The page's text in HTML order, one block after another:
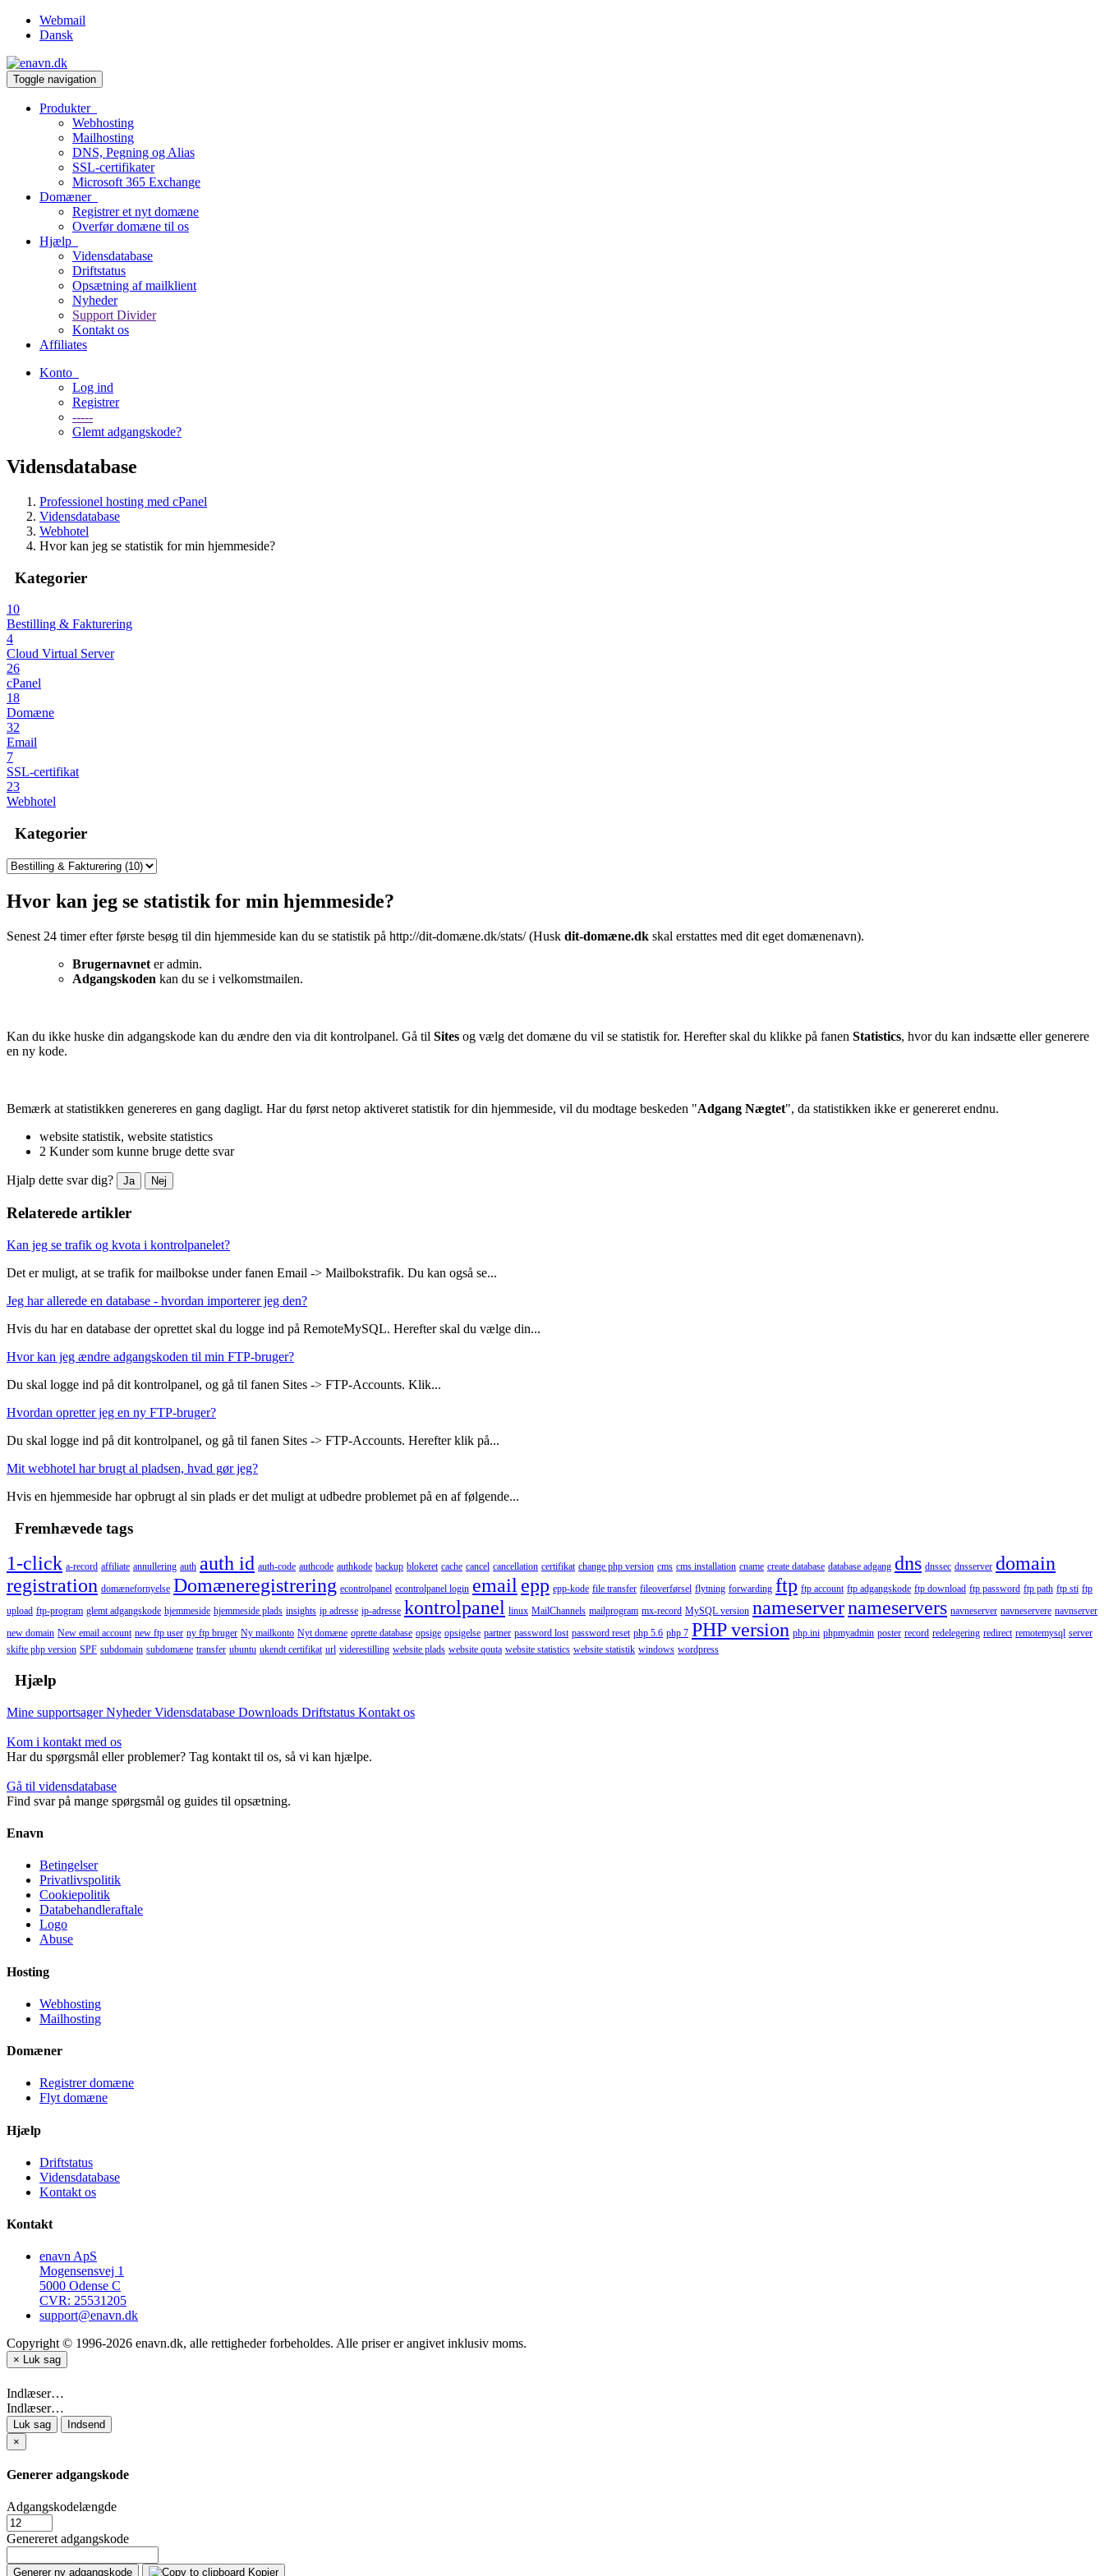
Webmail
Dansk
Toggle navigation
Produkter
Webhosting
Mailhosting
DNS, Pegning og Alias
SSL-certifikater
Microsoft 365 Exchange
Domæner
Registrer et nyt domæne
Overfør domæne til os
Hjælp
Vidensdatabase
Driftstatus
Opsætning af mailklient
Nyheder
Support Divider
Kontakt os
Affiliates
Konto
Log ind
Registrer
-----
Glemt adgangskode?
Vidensdatabase
Professionel hosting med cPanel
Vidensdatabase
Webhotel
Hvor kan jeg se statistik for min hjemmeside?
Kategorier
10
Bestilling & Fakturering
4
Cloud Virtual Server
26
cPanel
18
Domæne
32
Email
7
SSL-certifikat
23
Webhotel
Kategorier
Hvor kan jeg se statistik for min hjemmeside?
Senest 24 timer efter første besøg til din hjemmeside kan du se statistik på http://dit-domæne.dk/stats/ (Husk dit-domæne.dk skal erstattes med dit eget domænenavn).
Brugernavnet er admin.
Adgangskoden kan du se i velkomstmailen.
Kan du ikke huske din adgangskode kan du ændre den via dit kontrolpanel. Gå til Sites og vælg det domæne du vil se statistik for. Herefter skal du klikke på fanen Statistics, hvor du kan indsætte eller generere
en ny kode.
Bemærk at statistikken genereres en gang dagligt. Har du først netop aktiveret statistik for din hjemmeside, vil du modtage beskeden "Adgang Nægtet", da statistikken ikke er genereret endnu.
website statistik, website statistics
2 Kunder som kunne bruge dette svar
Hjalp dette svar dig? Ja Nej
Relaterede artikler
Kan jeg se trafik og kvota i kontrolpanelet?
Det er muligt, at se trafik for mailbokse under fanen Email -> Mailbokstrafik. Du kan også se...
Jeg har allerede en database - hvordan importerer jeg den?
Hvis du har en database der oprettet skal du logge ind på RemoteMySQL. Herefter skal du vælge din...
Hvor kan jeg ændre adgangskoden til min FTP-bruger?
Du skal logge ind på dit kontrolpanel, og gå til fanen Sites -> FTP-Accounts. Klik...
Hvordan opretter jeg en ny FTP-bruger?
Du skal logge ind på dit kontrolpanel, og gå til fanen Sites -> FTP-Accounts. Herefter klik på...
Mit webhotel har brugt al pladsen, hvad gør jeg?
Hvis en hjemmeside har opbrugt al sin plads er det muligt at udbedre problemet på en af følgende...
Fremhævede tags
1-click a-record affiliate annullering auth auth id auth-code authcode authkode backup blokeret cache cancel cancellation certifikat change php version cms cms installation cname create database database adgang dns dnssec dnsserver domain
registration domænefornyelse Domæneregistrering econtrolpanel econtrolpanel login emailepp epp-kode file transfer fileoverførsel flytning forwarding ftp ftp account ftp adgangskode ftp download ftp password ftp path ftp sti ftp
upload ftp-program glemt adgangskode hjemmeside hjemmeside plads insights ip adresse ip-adresse kontrolpanel linux MailChannels mailprogram mx-record MySQL version nameservernameservers navneserver navneservere navnserver
new domain New email account new ftp user ny ftp bruger Ny mailkonto Nyt domæne oprette database opsige opsigelse partner password lost password reset php 5.6 php 7 PHP version php.ini phpmyadmin poster record redelegering redirect remotemysql server
skifte php version SPF subdomain subdomæne transfer ubuntu ukendt certifikat url viderestilling website plads website qouta website statistics website statistik windows wordpress
Hjælp
Mine supportsagerNyhederVidensdatabase Downloads Driftstatus Kontakt os
Kom i kontakt med os
Har du spørgsmål eller problemer? Tag kontakt til os, så vi kan hjælpe.
Gå til vidensdatabase
Find svar på mange spørgsmål og guides til opsætning.
Enavn
Betingelser
Privatlivspolitik
Cookiepolitik
Databehandleraftale
Logo
Abuse
Hosting
Webhosting
Mailhosting
Domæner
Registrer domæne
Flyt domæne
Hjælp
Driftstatus
Vidensdatabase
Kontakt os
Kontakt
enavn ApS
Mogensensvej 1
5000 Odense C
CVR: 25531205
support@enavn.dk
Copyright © 1996-2026 enavn.dk, alle rettigheder forbeholdes. Alle priser er angivet inklusiv moms.
× Luk sag
Indlæser…
Indlæser…
Luk sag
Indsend
×
Generer adgangskode
Adgangskodelængde
Genereret adgangskode
Generer ny adgangskode Kopier